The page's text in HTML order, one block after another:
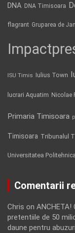
DNA DNA Timisoara
flagrant Gruparea de
ISU Timis Iulius Town
lucrari Aquatim Nicolae
Primaria Timisoara
Timisoara Tribunalul
Universitatea
Comentarii
Chris on
pretentiile de 50
daune pentru